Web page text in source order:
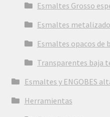
Esmaltes Grosso
Esmaltes
Esmaltes opacos de
Transparentes baja
Esmaltes y ENGOBES
Herramientas